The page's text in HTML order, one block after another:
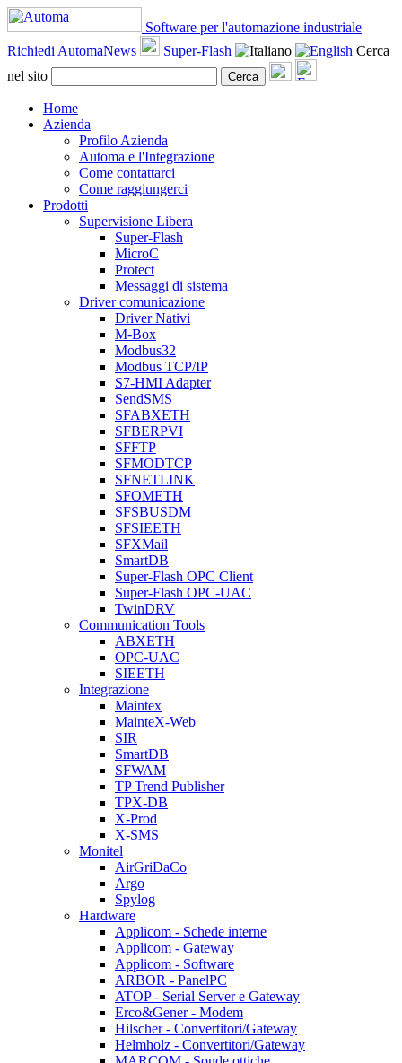
Software per l'automazione industriale
Richiedi AutomaNews
Super-Flash
Cerca
nel sito
Cerca
Home
Azienda
Profilo Azienda
Automa e l'Integrazione
Come contattarci
Come raggiungerci
Prodotti
Supervisione Libera
Super-Flash
MicroC
Protect
Messaggi di sistema
Driver comunicazione
Driver Nativi
M-Box
Modbus32
Modbus TCP/IP
S7-HMI Adapter
SendSMS
SFABXETH
SFBERPVI
SFFTP
SFMODTCP
SFNETLINK
SFOMETH
SFSBUSDM
SFSIEETH
SFXMail
SmartDB
Super-Flash OPC Client
Super-Flash OPC-UAC
TwinDRV
Communication Tools
ABXETH
OPC-UAC
SIEETH
Integrazione
Maintex
MainteX-Web
SIR
SmartDB
SFWAM
TP Trend Publisher
TPX-DB
X-Prod
X-SMS
Monitel
AirGriDaCo
Argo
Spylog
Hardware
Applicom - Schede interne
Applicom - Gateway
Applicom - Software
ARBOR - PanelPC
ATOP - Serial Server e Gateway
Erco&Gener - Modem
Hilscher - Convertitori/Gateway
Helmholz - Convertitori/Gateway